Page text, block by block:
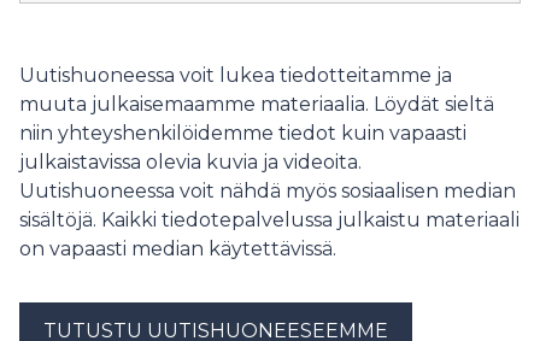
yhteensä noin 2,26 miljoonaa euroa kalatalouden
edistämisvaroja. Varat ovat kertyneet kalastajien
maksamista valtion kalastonhoitomaksuista.
Uutishuoneessa voit lukea tiedotteitamme ja
muuta julkaisemaamme materiaalia. Löydät sieltä
niin yhteyshenkilöidemme tiedot kuin vapaasti
julkaistavissa olevia kuvia ja videoita.
Uutishuoneessa voit nähdä myös sosiaalisen median
sisältöjä. Kaikki tiedotepalvelussa julkaistu materiaali
on vapaasti median käytettävissä.
TUTUSTU UUTISHUONEESEEMME